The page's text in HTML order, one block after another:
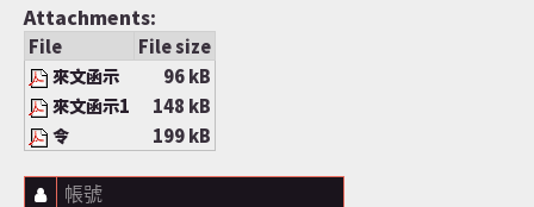
民意交流
Attachments:
File
File size
來文函示
96 kB
來文函示1
148 kB
令
199 kB
帳號